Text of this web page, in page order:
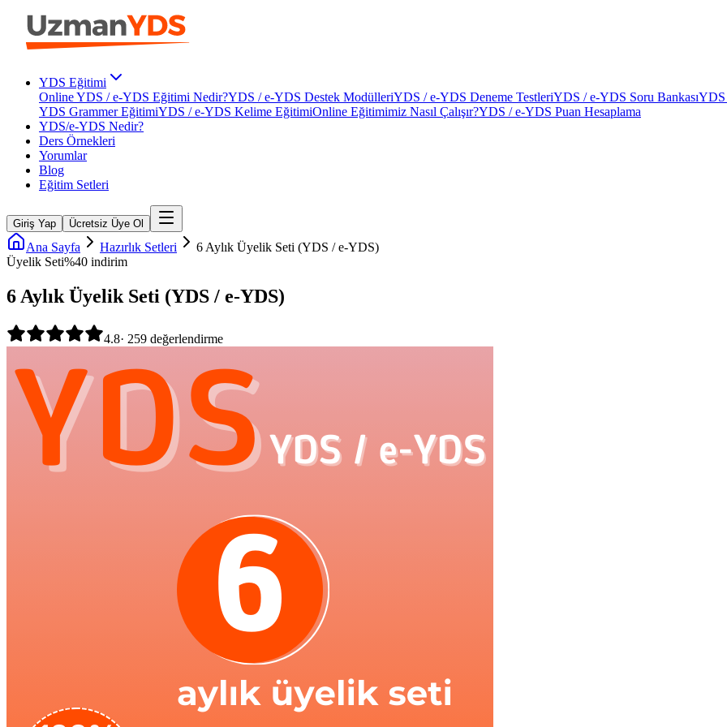
YDS Eğitimi
Online YDS / e-YDS Eğitimi Nedir?YDS / e-YDS Destek ModülleriYDS / e-YDS Deneme TestleriYDS / e-YDS Soru BankasıYDS
YDS Grammer EğitimiYDS / e-YDS Kelime EğitimiOnline Eğitimimiz Nasıl Çalışır?YDS / e-YDS Puan Hesaplama
YDS/e-YDS Nedir?
Ders Örnekleri
Yorumlar
Blog
Eğitim Setleri
Giriş Yap Ücretsiz Üye Ol
Ana Sayfa Hazırlık Setleri
6 Aylık Üyelik Seti (YDS / e-YDS)
Üyelik Seti%40 indirim
6 Aylık Üyelik Seti (YDS / e-YDS)
4.8· 259 değerlendirme